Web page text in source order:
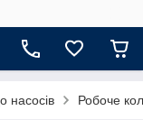
насосів Робоче